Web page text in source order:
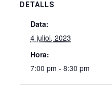
DETALLS
Data:
4 juliol, 2023
Hora:
7:00 pm - 8:30 pm